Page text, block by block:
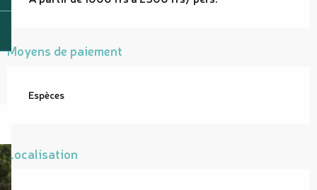
Moyens de paiement
Espèces
Localisation